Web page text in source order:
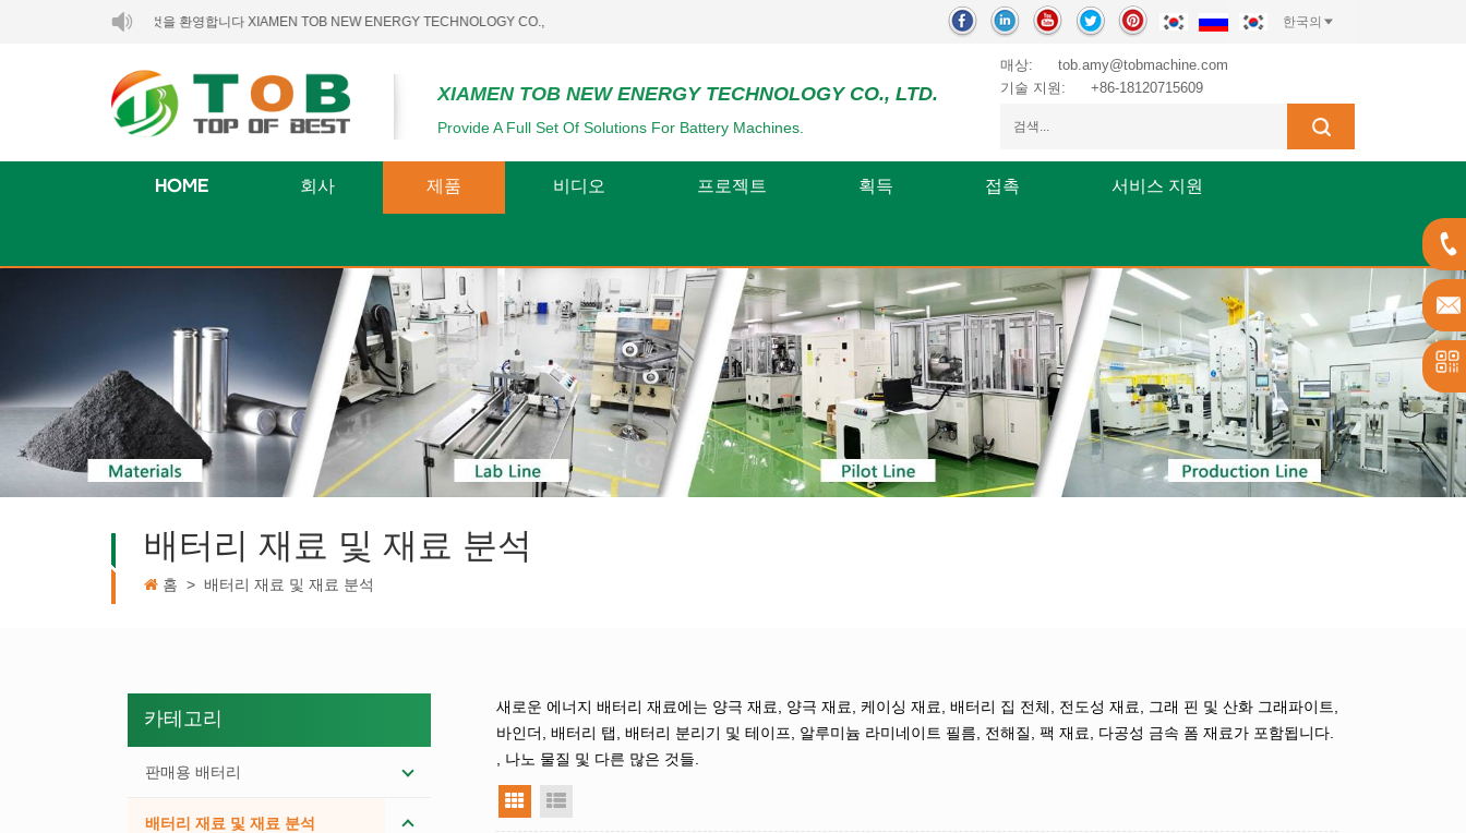
에 오신 것을 환영합니다 XIAMEN TOB NEW ENERGY TECHNOLOGY CO., LTD.. 한국의
XIAMEN TOB NEW ENERGY TECHNOLOGY CO., LTD.
Provide A Full Set Of Solutions For Battery Machines.
매상:
tob.amy@tobmachine.com
기술 지원:
+86-18120715609
HOME 회사 제품 비디오 프로젝트 획득 접촉 서비스 지원
배터리 재료 및 재료 분석
홈 > 배터리 재료 및 재료 분석
카테고리
판매용 배터리
배터리 재료 및 재료 분석
새로운 에너지 배터리 재료에는 양극 재료, 양극 재료, 케이싱 재료, 배터리 집 전체, 전도성 재료, 그래 핀 및 산화 그래파이트,
바인더, 배터리 탭, 배터리 분리기 및 테이프, 알루미늄 라미네이트 필름, 전해질, 팩 재료, 다공성 금속 폼 재료가 포함됩니다.
, 나노 물질 및 다른 많은 것들.
그리드 뷰